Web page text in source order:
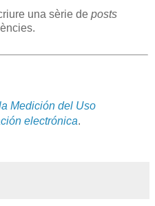
una sèrie de posts
Medición del Uso
electrónica.